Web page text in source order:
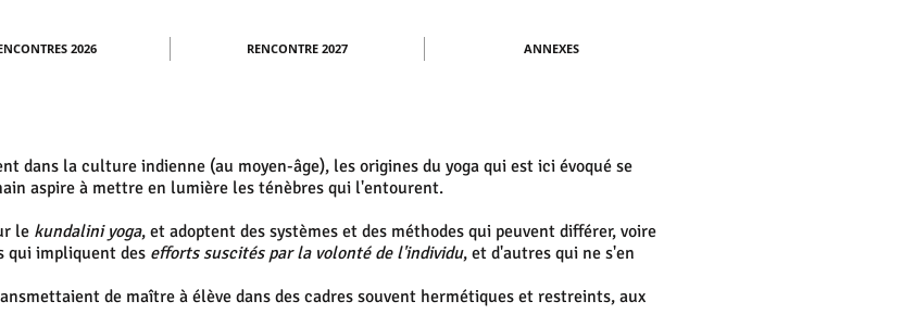
2026 RENCONTRE 2027 ANNEXES
dans la culture indienne (au moyen-âge), les origines du yoga qui est ici évoqué se
aspire à mettre en lumière les ténèbres qui l'entourent.
le kundalini yoga, et adoptent des systèmes et des méthodes qui peuvent différer, voire
qui impliquent des efforts suscités par la volonté de l'individu, et d'autres qui ne s'en
de maître à élève dans des cadres souvent hermétiques et restreints, aux